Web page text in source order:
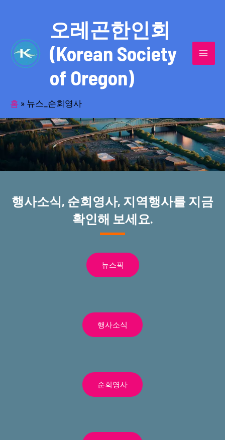
오레곤한인회
(Korean Society
of Oregon)
홈 » 뉴스_순회영사
반세기의 세월을 품고 동포사회를 섬겨온
오레곤한인회!
행사소식, 순회영사, 지역행사를 지금
확인해 보세요.
뉴스픽
행사소식
순회영사